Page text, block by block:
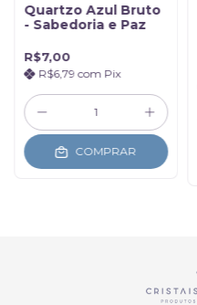
Quartzo Azul Bruto
- Sabedoria e Paz
R$7,00
R$6,79 com Pix
COMPRAR